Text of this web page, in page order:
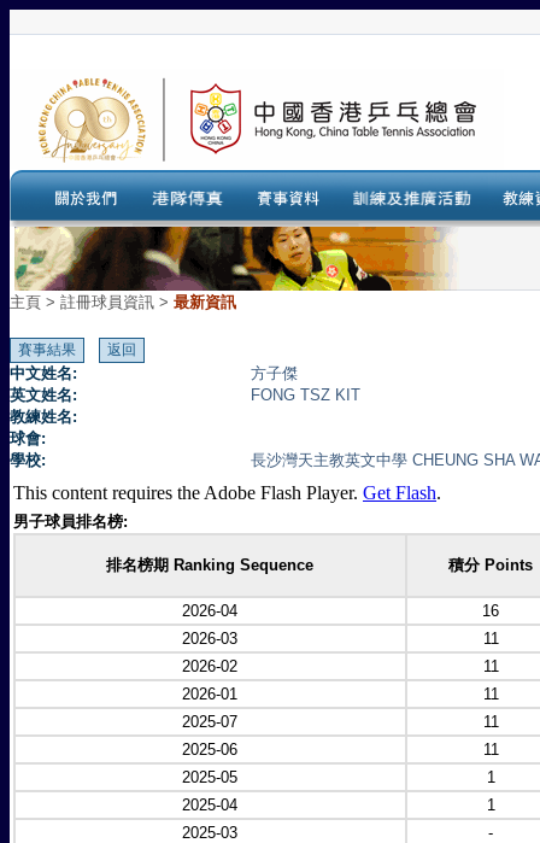
主頁 > 註冊球員資訊 > 最新資訊
中文姓名:
方子傑
英文姓名:
FONG TSZ KIT
教練姓名:
球會:
學校:
長沙灣天主教英文中學 CHEUNG SHA
This content requires the Adobe Flash Player. Get Flash.
男子球員排名榜:
排名榜期 Ranking Sequence 積分 Points
2026-04
16
2026-03
11
2026-02
11
2026-01
11
2025-07
11
2025-06
11
2025-05
1
2025-04
1
2025-03
-